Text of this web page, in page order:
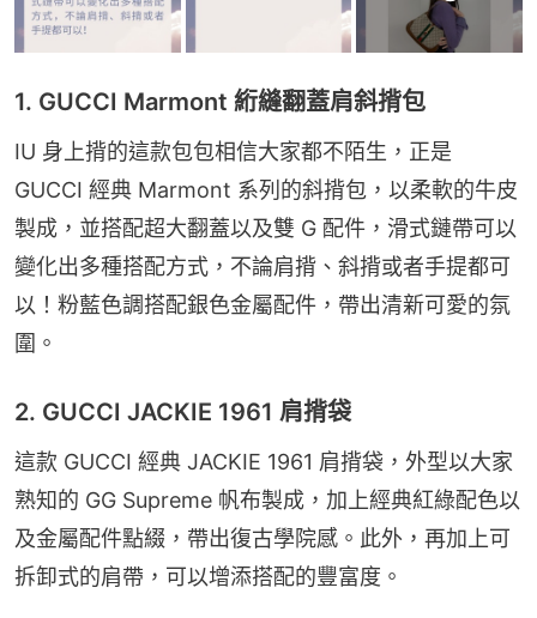
1. GUCCI Marmont 絎縫翻蓋肩斜揹包
IU 身上揹的這款包包相信大家都不陌生，正是
GUCCI 經典 Marmont 系列的斜揹包，以柔軟的牛皮
製成，並搭配超大翻蓋以及雙 G 配件，滑式鏈帶可以
變化出多種搭配方式，不論肩揹、斜揹或者手提都可
以！粉藍色調搭配銀色金屬配件，帶出清新可愛的氛
圍。
2. GUCCI JACKIE 1961 肩揹袋
這款 GUCCI 經典 JACKIE 1961 肩揹袋，外型以大家
熟知的 GG Supreme 帆布製成，加上經典紅綠配色以
及金屬配件點綴，帶出復古學院感。此外，再加上可
拆卸式的肩帶，可以增添搭配的豐富度。